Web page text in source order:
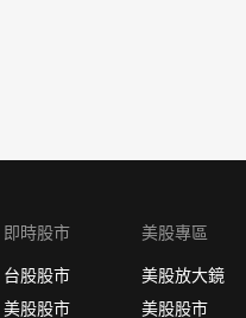
即時股市
台股股市
美股股市
美股專區
美股放大鏡
美股股市